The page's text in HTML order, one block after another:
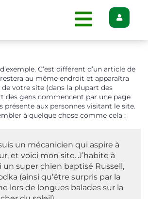
C’est différent d’un article de
au même endroit et apparaîtra
votre site (dans la plupart des
des gens commencent par une page
présente aux personnes visitant le site.
à quelque chose comme cela :
un mécanicien qui aspire à
et voici mon site. J’habite à
un super chien baptisé Russell,
(ainsi qu’être surpris par la
lors de longues balades sur la